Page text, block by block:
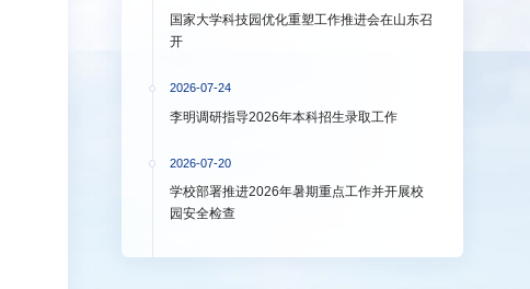
国家大学科技园优化重塑工作推进会在山东召
开
2026-07-24
李明调研指导2026年本科招生录取工作
2026-07-20
学校部署推进2026年暑期重点工作并开展校
园安全检查